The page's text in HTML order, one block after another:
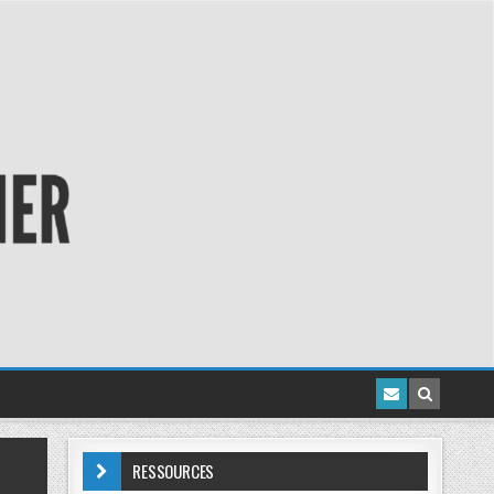
RESSOURCES